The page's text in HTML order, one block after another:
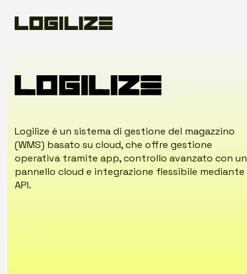
Logilize è un sistema di gestione del magazzino
(WMS) basato su cloud, che offre gestione
operativa tramite app, controllo avanzato con un
pannello cloud e integrazione flessibile mediante
API.